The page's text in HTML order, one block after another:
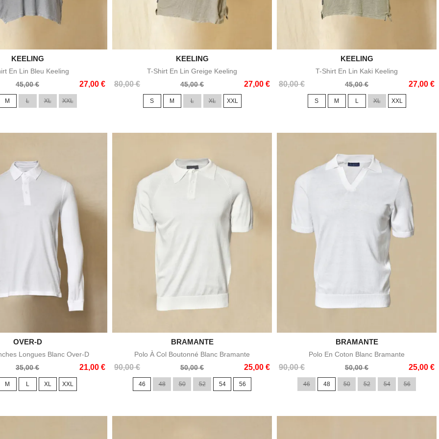
Aperçu rapide
KEELING
En Lin Bleu Keeling
45,00 € 27,00 €
M L XL XXL
Aperçu rapide
KEELING
T-Shirt En Lin Greige Keeling
80,00 €
Prix
45,00 € 27,00 €
Prix
S M L XL XXL
Aperçu rapide
KEELING
T-Shirt En Lin Kaki Keeling
80,00 €
Prix
45,00 € 27,00 €
Prix
S M L XL XXL
Aperçu rapide
OVER-D
Longues Blanc Over-D
35,00 € 21,00 €
M L XL XXL
Aperçu rapide
BRAMANTE
Polo À Col Boutonné Blanc Bramante
90,00 €
Prix
50,00 € 25,00 €
Prix
46 48 50 52 54 56
Aperçu rapide
BRAMANTE
Polo En Coton Blanc Bramante
90,00 €
Prix
50,00 € 25,00 €
Prix
46 48 50 52 54 56